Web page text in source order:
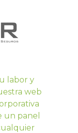
labor y
web
un panel